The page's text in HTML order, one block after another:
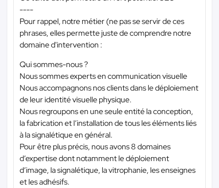
----
Pour rappel, notre métier (ne pas se servir de ces
phrases, elles permette juste de comprendre notre
domaine d'intervention :
Qui sommes-nous ?
Nous sommes experts en communication visuelle
Nous accompagnons nos clients dans le déploiement
de leur identité visuelle physique.
Nous regroupons en une seule entité la conception,
la fabrication et l’installation de tous les éléments liés
à la signalétique en général.
Pour être plus précis, nous avons 8 domaines
d’expertise dont notamment le déploiement
d’image, la signalétique, la vitrophanie, les enseignes
et les adhésifs.